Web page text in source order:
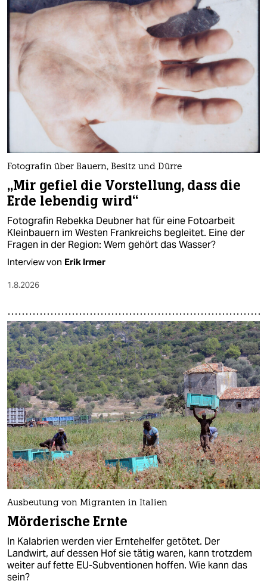
Fotografin über Bauern, Besitz und Dürre
„Mir gefiel die Vorstellung, dass die
Erde lebendig wird“
Fotografin Rebekka Deubner hat für eine Fotoarbeit
Kleinbauern im Westen Frankreichs begleitet. Eine der
Fragen in der Region: Wem gehört das Wasser?
Interview von Erik Irmer
1.8.2026
Ausbeutung von Mi­gran­ten in Italien
Mörderische Ernte
In Kalabrien werden vier Erntehelfer getötet. Der
Landwirt, auf dessen Hof sie tätig waren, kann trotzdem
weiter auf fette EU-Subventionen hoffen. Wie kann das
sein?